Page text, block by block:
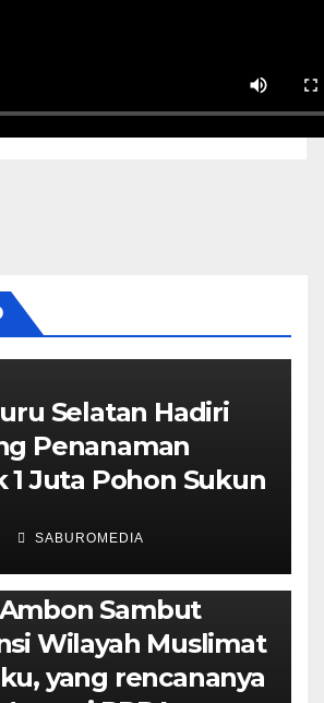
Selatan Hadiri
Penanaman
1 Juta Pohon Sukun
SABUROMEDIA
JURNALISME AKTIVIS
Sambut
Wilayah Muslimat
yang rencananya